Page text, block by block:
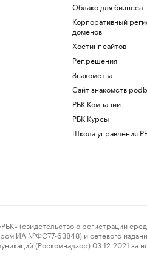
Облако для бизнеса
Корпоративный
доменов
Хостинг сайтов
Рег.решения
Знакомства
Сайт знакомств
РБК Компании
РБК Курсы
Школа управления
о регистрации
ИА №ФС77-63848) и сетевого
(Роскомнадзор) 03.12.2021